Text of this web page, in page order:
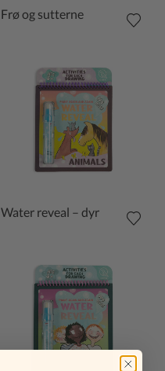
Frø og sutterne
Water reveal – dyr